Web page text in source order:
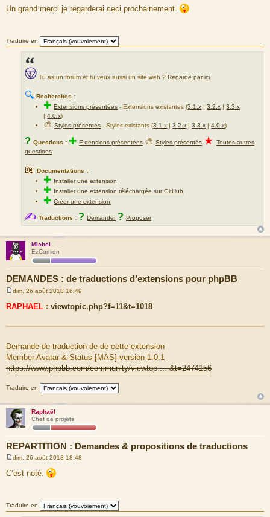
s
e
Un grand merci je regarderai ceci prochainement.
Traduire en
Tu as un forum et tu veux aussi un site web ? Regarde par ici.
🔍 Recherches :
✚Extensions présentées -Extensions existantes (3.1.x |3.2.x |3.3.x
|4.0.x)
🎨Styles présentés - Styles existants (3.1.x |3.2.x |3.3.x |4.0.x)
? Questions : ✚ Extensions présentées 🎨 Styles présentés ★ Toutes autres
questions
📖 Documentations :
✚ Installer une extension
✚ Installer une extension téléchargée sur GitHub
✚Créer une extension
✍ Traductions : ? Demander ? Proposer
Michel
EzComien
DEMANDES : de traductions d’extensions pour phpBB
e
s
a
dim. 26 août 2018 16:49
RAPHAEL : viewtopic.php?f=11&t=1018
Demande de traduction de de cette extension
Member Avatar & Status [MAS] version 1.0.1
https://www.phpbb.com/community/viewtop ... &t=2474156
Traduire en
Raphaël
Chef de projets
REPARTITION : Demandes & propositions de traductions
e
s
e
dim. 26 août 2018 18:48
C’est noté.
Traduire en